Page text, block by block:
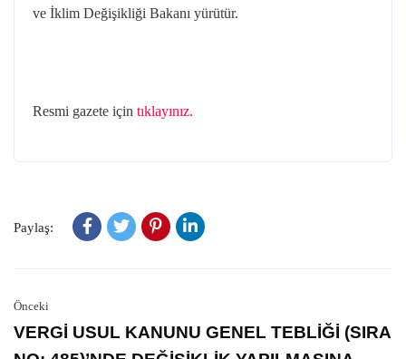
ve İklim Değişikliği Bakanı yürütür.
Resmi gazete için tıklayınız.
Paylaş:
Önceki
VERGİ USUL KANUNU GENEL TEBLİĞİ (SIRA